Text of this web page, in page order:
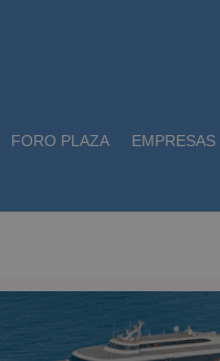
FORO PLAZA EMPRESAS